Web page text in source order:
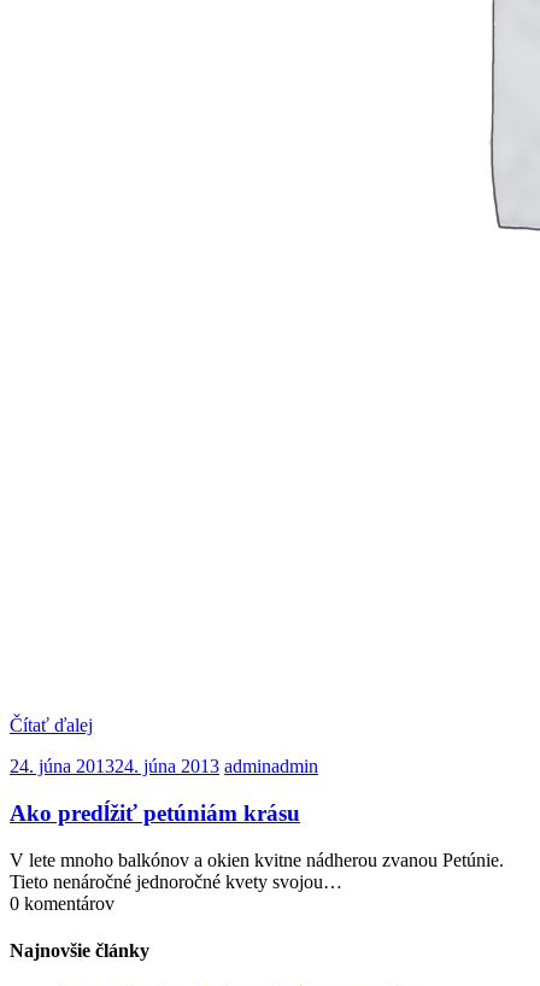
Čítať ďalej
24. júna 201324. júna 2013 adminadmin
Ako predĺžiť petúniám krásu
V lete mnoho balkónov a okien kvitne nádherou zvanou Petúnie.
Tieto nenáročné jednoročné kvety svojou…
0 komentárov
Najnovšie články